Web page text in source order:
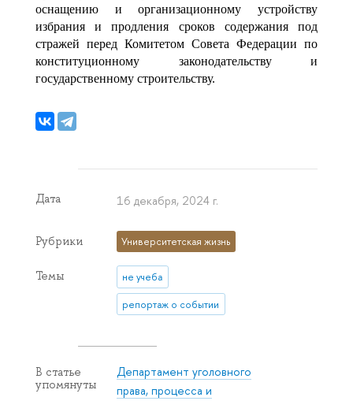
оснащению и организационному устройству
избрания и продления сроков содержания под
стражей перед Комитетом Совета Федерации по
конституционному законодательству и
государственному строительству.
Дата 16 декабря, 2024 г.
Рубрики Университетская жизнь
Темы не учеба
репортаж о событии
В статье
упомянуты
Департамент уголовного
права, процесса и